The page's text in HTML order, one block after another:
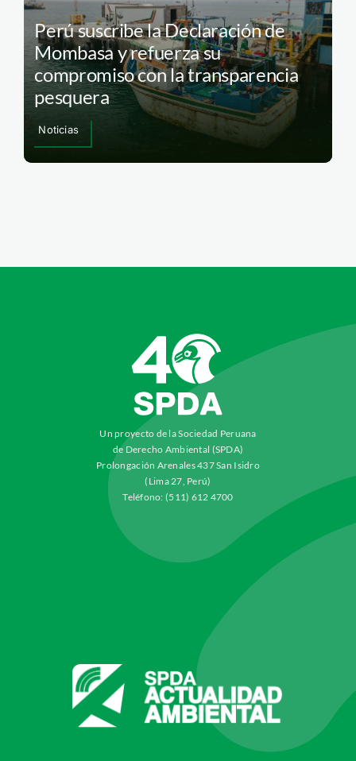
Perú suscribe la Declaración de
Mombasa y refuerza su
compromiso con la transparencia
pesquera
Noticias
Un proyecto de la Sociedad Peruana
de Derecho Ambiental (SPDA)
Prolongación Arenales 437 San Isidro
(Lima 27, Perú)
Teléfono: (511) 612 4700